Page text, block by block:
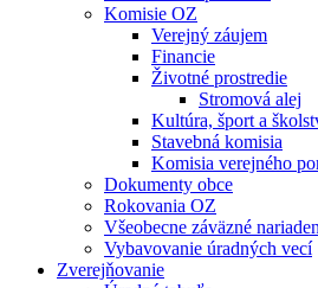
Komisie OZ
Verejný záujem
Financie
Životné prostredie
Stromová alej
Kultúra, šport a
Stavebná komisia
Komisia verejného
Dokumenty obce
Rokovania OZ
Všeobecne záväzné
Vybavovanie úradných vecí
Zverejňovanie